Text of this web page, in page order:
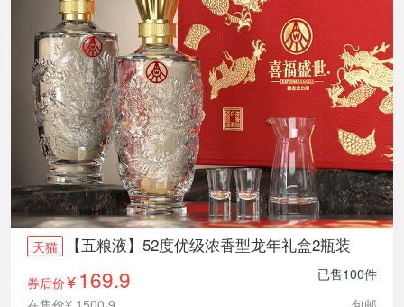
天猫 【五粮液】52度优级浓香型龙年礼盒2瓶装
券后价¥ 169.9
已售100件